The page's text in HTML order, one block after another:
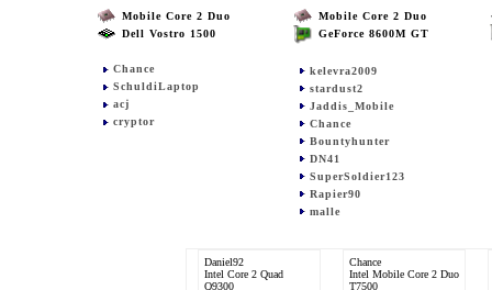
Mobile Core 2 Duo
Dell Vostro 1500
Chance
SchuldiLaptop
acj
cryptor
Mobile Core 2 Duo
GeForce 8600M GT
kelevra2009
stardust2
Jaddis_Mobile
Chance
Bountyhunter
DN41
SuperSoldier123
Rapier90
malle
Daniel92
Intel Core 2 Quad
Q9300
Chance
Intel Mobile Core 2 Duo
T7500